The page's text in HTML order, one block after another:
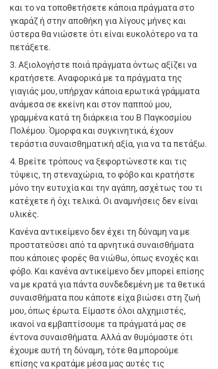
και το να τοποθετήσετε κάποια πράγματα στο
γκαράζ ή στην αποθήκη για λίγους μήνες και
ύστερα θα νιώσετε ότι είναι ευκολότερο να τα
πετάξετε.
3. Αξιολογήστε ποιά πράγματα όντως αξίζει να
κρατήσετε. Αναφορικά με τα πράγματα της
γιαγιάς μου, υπήρχαν κάποια ερωτικά γράμματα
ανάμεσα σε εκείνη και στον παππού μου,
γραμμένα κατά τη διάρκεια του Β Παγκοσμίου
Πολέμου. Όμορφα και συγκινητικά, έχουν
τεράστια συναισθηματική αξία, για να τα πετάξω.
4. Βρείτε τρόπους να ξεφορτώνεστε και τις
τύψεις, τη στεναχώρια, το φόβο και κρατήστε
μόνο την ευτυχία και την αγάπη, ασχέτως του τι
κατέχετε ή όχι τελικά. Οι αναμνήσεις δεν είναι
υλικές.
Κανένα αντικείμενο δεν έχει τη δύναμη να με
προστατεύσει από τα αρνητικά συναισθήματα
που κάποιες φορές θα νιώθω, όπως ενοχές και
φόβο. Και κανένα αντικείμενο δεν μπορεί επίσης
να με κρατά για πάντα συνδεδεμένη με τα θετικά
συναισθήματα που κάποτε είχα βιώσει στη ζωή
μου, όπως έρωτα. Είμαστε όλοι αλχημιστές,
ικανοί να εμβαπτίσουμε τα πράγματά μας σε
έντονα συναισθήματα. Αλλά αν θυμόμαστε ότι
έχουμε αυτή τη δύναμη, τότε θα μπορούμε
επίσης να κρατάμε μέσα μας αυτές τις